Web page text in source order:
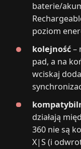
baterie/
poziom
kolejność–
pad, a na
wciskaj
działają
360 nie są
X|S (i